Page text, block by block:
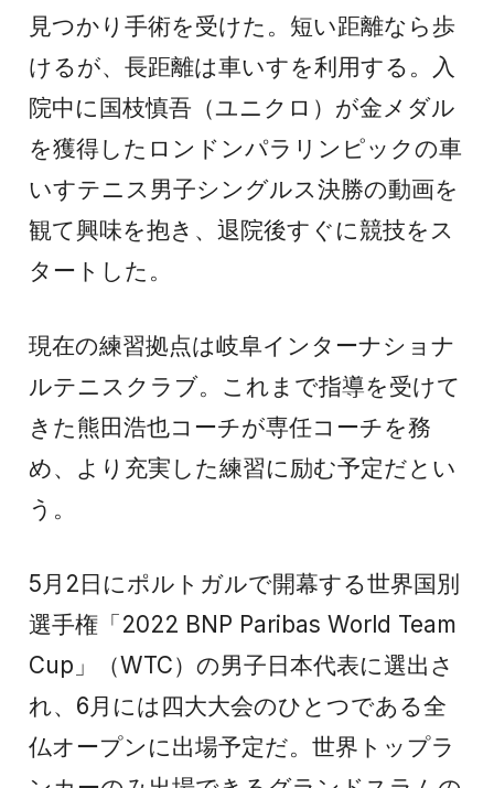
見つかり手術を受けた。短い距離なら歩
けるが、長距離は車いすを利用する。入
院中に国枝慎吾（ユニクロ）が金メダル
を獲得したロンドンパラリンピックの車
いすテニス男子シングルス決勝の動画を
観て興味を抱き、退院後すぐに競技をス
タートした。
現在の練習拠点は岐阜インターナショナ
ルテニスクラブ。これまで指導を受けて
きた熊田浩也コーチが専任コーチを務
め、より充実した練習に励む予定だとい
う。
5月2日にポルトガルで開幕する世界国別
選手権「2022 BNP Paribas World Team
Cup」（WTC）の男子日本代表に選出さ
れ、6月には四大大会のひとつである全
仏オープンに出場予定だ。世界トップラ